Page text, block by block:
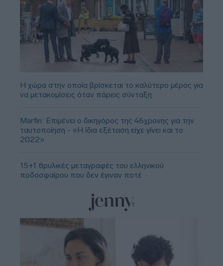
Η χώρα στην οποία βρίσκεται το καλύτερο μέρος για
να μετακομίσεις όταν πάρεις σύνταξη
Marfin: Επιμένει ο δικηγόρος της 46χρονης για την
ταυτοποίηση - «Η ίδια εξέταση είχε γίνει και το
2022»
15+1 θρυλικές μεταγραφές του ελληνικού
ποδοσφαίρου που δεν έγιναν ποτέ